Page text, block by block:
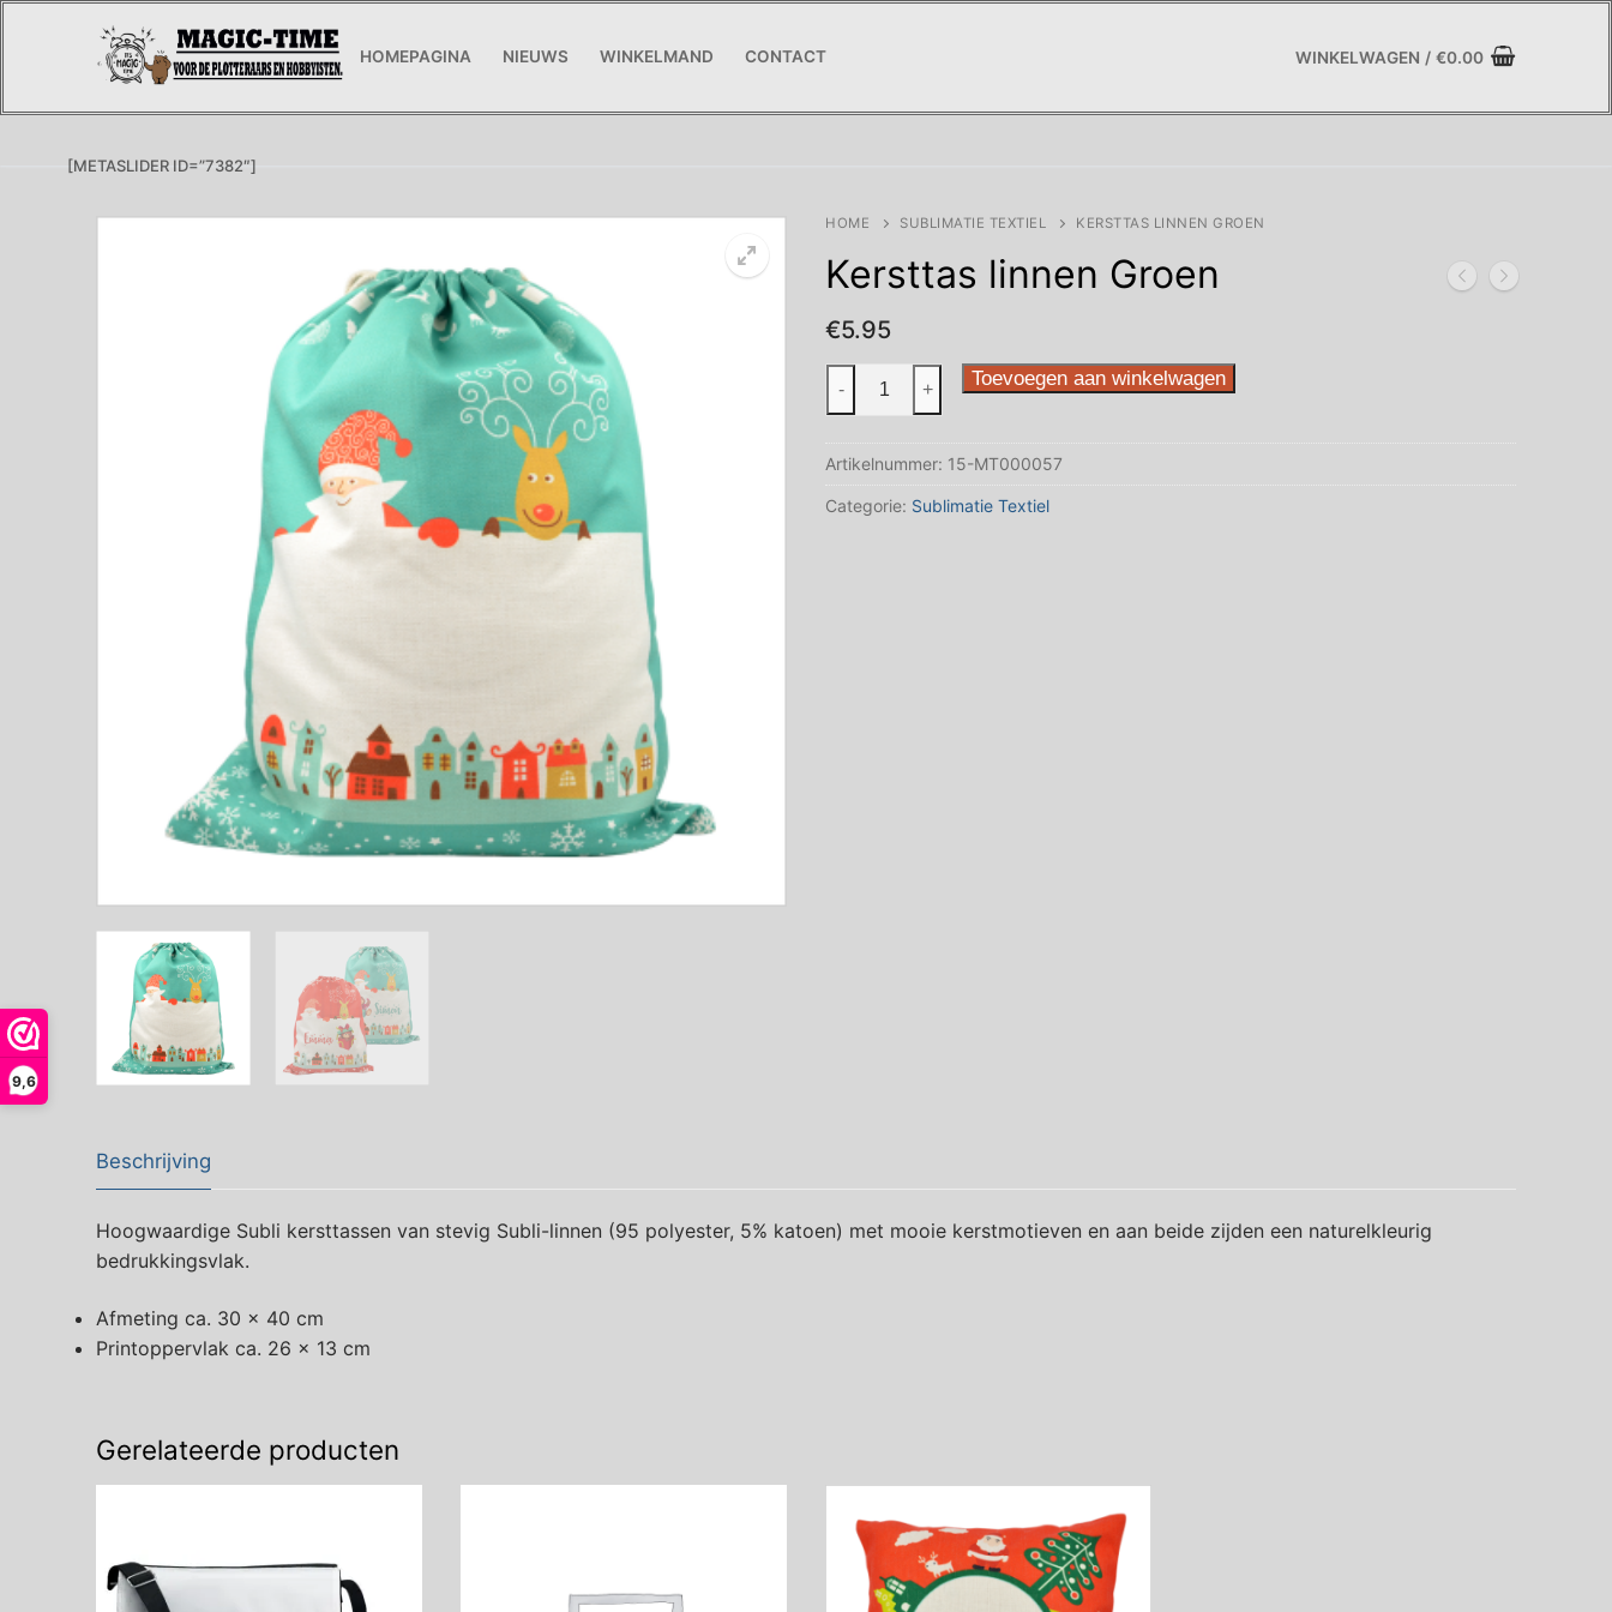
9,6
HOMEPAGINA NIEUWS WINKELMAND CONTACT WINKELWAGEN / €0.00
[METASLIDER ID=”7382″]
HOME SUBLIMATIE TEXTIEL KERSTTAS LINNEN GROEN
Kersttas linnen Groen
€5.95
Kersttas
aantal
- + Toevoegen aan winkelwagen
Artikelnummer: 15-MT000057
Categorie: Sublimatie Textiel
Beschrijving
Hoogwaardige Subli kersttassen van stevig Subli-linnen (95 polyester, 5% katoen) met mooie kerstmotieven en aan beide zijden een naturelkleurig
bedrukkingsvlak.
Afmeting ca. 30 x 40 cm
Printoppervlak ca. 26 x 13 cm
Gerelateerde producten